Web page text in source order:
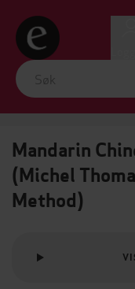
Mandarin
(Michel
Method)